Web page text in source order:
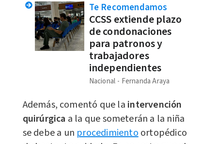
Te Recomendamos
CCSS extiende plazo
de condonaciones
para patronos y
trabajadores
independientes
Nacional Fernanda Araya
Además, comentó que la intervención
quirúrgica a la que someterán a la niña
se debe a un procedimiento ortopédico